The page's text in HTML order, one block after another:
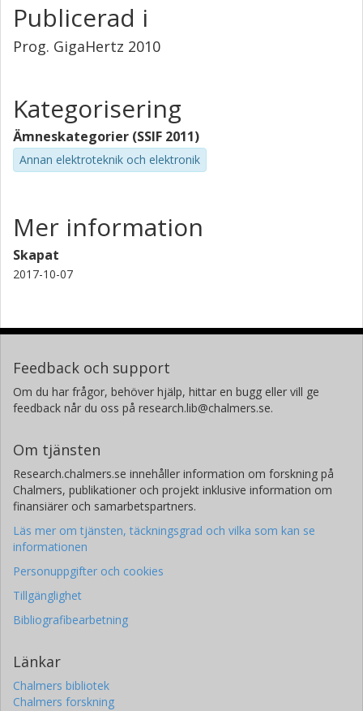
Publicerad i
Prog. GigaHertz 2010
Kategorisering
Ämneskategorier (SSIF 2011)
Annan elektroteknik och elektronik
Mer information
Skapat
2017-10-07
Feedback och support
Om du har frågor, behöver hjälp, hittar en bugg eller vill ge
feedback når du oss på research.lib@chalmers.se.
Om tjänsten
Research.chalmers.se innehåller information om forskning på
Chalmers, publikationer och projekt inklusive information om
finansiärer och samarbetspartners.
Läs mer om tjänsten, täckningsgrad och vilka som kan se
informationen
Personuppgifter och cookies
Tillgänglighet
Bibliografibearbetning
Länkar
Chalmers bibliotek
Chalmers forskning